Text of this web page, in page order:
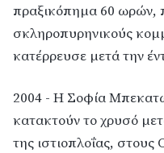
πραξικόπημα 60 ωρών,
σκληροπυρηνικούς
κατέρρευσε μετά την
2004 - Η Σοφία
κατακτούν το χρυσό
της ιστιοπλοΐας,